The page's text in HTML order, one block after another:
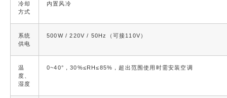
冷却
方式
内置风冷
系统
供电
500W / 220V / 50Hz（可接110V）
温
度、
湿度
0~40°，30%≤ RH≤85%，超出范围使用时需安装空调